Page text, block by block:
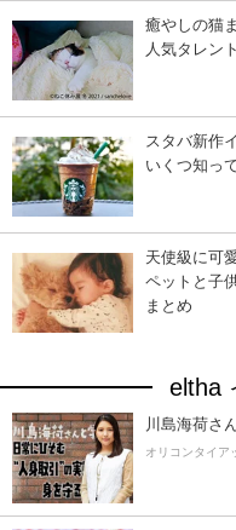
癒やしの猫
人気タレン
スタバ新作
いくつ知っ
天使級に可
ペットと子
まとめ
eltha
川島海荷さ
オリコンタイア